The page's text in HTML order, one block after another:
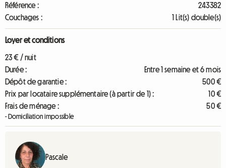
Référence :
243382
Couchages :
1 Lit(s) double(s)
Loyer et conditions
23 € / nuit
Durée :
Entre 1 semaine et 6 mois
Dépôt de garantie :
500 €
Prix par locataire supplémentaire (à partir de 1) :
10 €
Frais de ménage :
50 €
- Domiciliation impossible
Pascale